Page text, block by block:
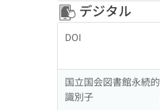
デジタル
DOI
国立国会図書館永続的
識別子